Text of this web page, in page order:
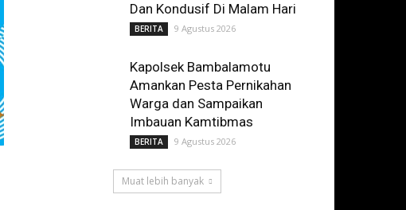
Dan Kondusif Di Malam Hari
BERITA 9 Agustus 2026
Kapolsek Bambalamotu
Amankan Pesta Pernikahan
Warga dan Sampaikan
Imbauan Kamtibmas
BERITA 9 Agustus 2026
Muat lebih banyak